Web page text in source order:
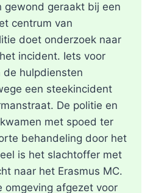
gewond geraakt bij een
centrum van
doet onderzoek naar
incident. Iets voor
hulpdiensten
een steekincident
De politie en
met spoed ter
behandeling door het
is het slachtoffer met
naar het Erasmus MC.
omgeving afgezet voor